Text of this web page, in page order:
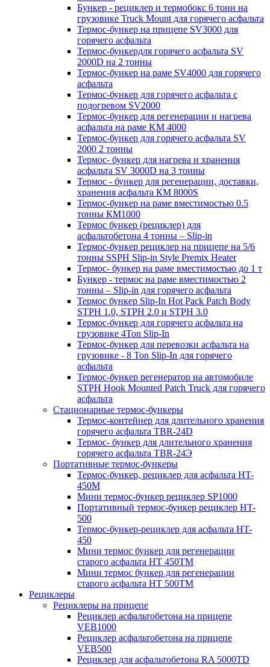
Бункер - рециклер и термобокс 6 тонн на
грузовике Truck Mount для горячего асфальта
Термос-бункер на прицепе SV3000 для
горячего асфальта
Термос-бункердля горячего асфальта SV
2000D на 2 тонны
Термос-бункер на раме SV4000 для горячего
асфальта
Термос-бункер для горячего асфальта с
подогревом SV2000
Термос-бункер для регенерации и нагрева
асфальта на раме KM 4000
Термос-бункер для горячего асфальта SV
2000 2 тонны
Термос- бункер для нагрева и хранения
асфальта SV 3000D на 3 тонны
Термос - бункер для регенерации, доставки,
хранения асфальта КМ 8000S
Термос-бункер на раме вместимостью 0.5
тонны КМ1000
Термос бункер (рециклер) для
асфальтобетона 4 тонны – Slip-in
Термос-бункер рециклер на прицепе на 5/6
тонны SSPH Slip-in Style Premix Heater
Термос- бункер на раме вместимостью до 1 т
Бункер - термос на раме вместимостью 2
тонны – Slip-in для горячего асфальта
Термос бункер Slip-In Hot Pack Patch Body
STPH 1.0, STPH 2.0 и STPH 3.0
Термос-бункер для горячего асфальта на
грузовике 4Ton Slip-In
Термос-бункер для перевозки асфальта на
грузовике - 8 Ton Slip-In для горячего
асфальта
Термос-бункер регенератор на автомобиле
STPH Hook Mounted Patch Truck для горячего
асфальта
Стационарные термос-бункеры
Термос-контейнер для длительного хранения
горячего асфальта TBR-24D
Термос- бункер для длительного хранения
горячего асфальта TBR-24Э
Портативные термос-бункеры
Термос-бункер, рециклер для асфальта HT-
450M
Мини термос-бункер рециклер SP1000
Портативный термос-бункер рециклер HT-
500
Термос-бункер-рециклер для асфальта HT-
450
Мини термос бункер для регенерации
старого асфальта НТ 450ТМ
Мини термос бункер для регенерации
старого асфальта НТ 500ТМ
Рециклеры
Рециклеры на прицепе
Рециклер асфальтобетона на прицепе
VEB1000
Рециклер асфальтобетона на прицепе
VEB500
Рециклер для асфальтобетона RA 5000TD